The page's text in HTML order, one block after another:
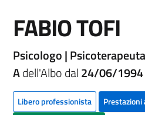
FABIO TOFI
Psicologo | Psicoterapeuta
Adell'Albo dal24/06/1994
Libero professionista